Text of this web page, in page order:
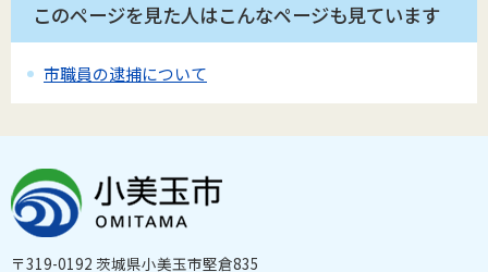
このページを見た人はこんなページも見ています
市職員の逮捕について
〒319-0192 茨城県小美玉市堅倉835